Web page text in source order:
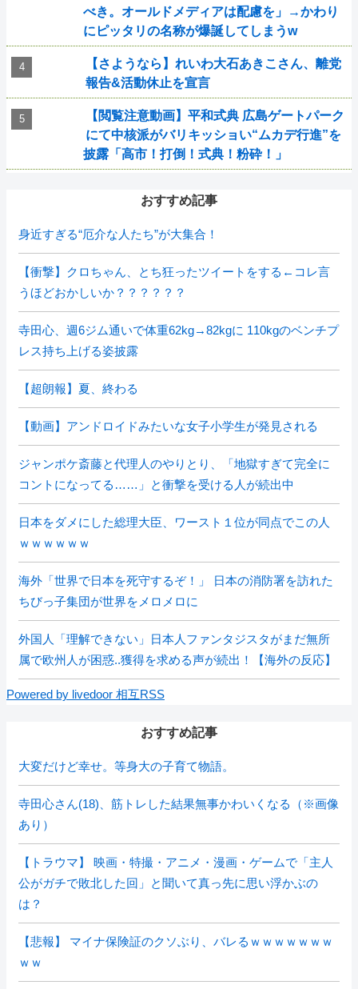
べき。オールドメディアは配慮を」→かわり
にピッタリの名称が爆誕してしまうw
【さようなら】れいわ大石あきこさん、離党
報告&活動休止を宣言
【閲覧注意動画】平和式典 広島ゲートパーク
にて中核派がバリキッショい“ムカデ行進”を
披露「高市！打倒！式典！粉砕！」
おすすめ記事
身近すぎる“厄介な人たち”が大集合！
【衝撃】クロちゃん、とち狂ったツイートをする←コレ言
うほどおかしいか？？？？？？
寺田心、週6ジム通いで体重62kg→82kgに 110kgのベンチプ
レス持ち上げる姿披露
【超朗報】夏、終わる
【動画】アンドロイドみたいな女子小学生が発見される
ジャンポケ斎藤と代理人のやりとり、「地獄すぎて完全に
コントになってる……」と衝撃を受ける人が続出中
日本をダメにした総理大臣、ワースト１位が同点でこの人
ｗｗｗｗｗｗ
海外「世界で日本を死守するぞ！」 日本の消防署を訪れた
ちびっ子集団が世界をメロメロに
外国人「理解できない」日本人ファンタジスタがまだ無所
属で欧州人が困惑..獲得を求める声が続出！【海外の反応】
Powered by livedoor 相互RSS
おすすめ記事
大変だけど幸せ。等身大の子育て物語。
寺田心さん(18)、筋トレした結果無事かわいくなる（※画像
あり）
【トラウマ】 映画・特撮・アニメ・漫画・ゲームで「主人
公がガチで敗北した回」と聞いて真っ先に思い浮かぶの
は？
【悲報】 マイナ保険証のクソぶり、バレるｗｗｗｗｗｗｗ
ｗｗ